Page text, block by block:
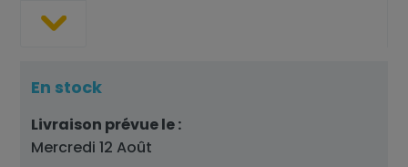
En stock
Livraison prévue le :
Mercredi 12 Août